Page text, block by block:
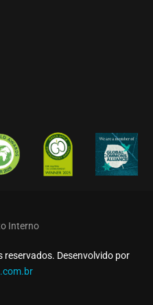
Interno
reservados. Desenvolvido por